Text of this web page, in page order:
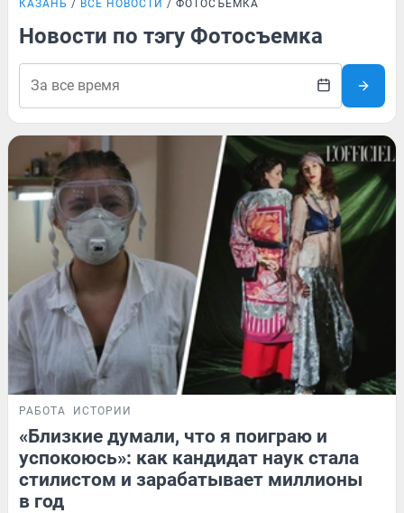
КАЗАНЬ ВСЕ НОВОСТИ ФОТОСЪЕМКА
Новости по тэгу Фотосъемка
РАБОТА ИСТОРИИ
«Близкие думали, что я поиграю и
успокоюсь»: как кандидат наук стала
стилистом и зарабатывает миллионы
в год